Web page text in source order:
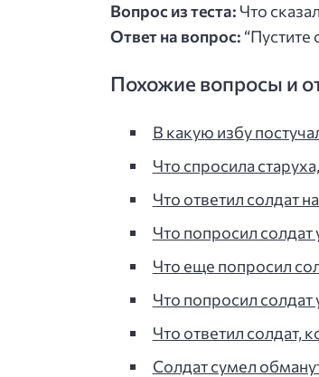
Вопрос из теста: Что
Ответ на вопрос: “Пустите
Похожие вопросы и
В какую избу
Что спросила
Что ответил солдат
Что попросил солдат
Что еще попросил
Что попросил солдат
Что ответил солдат,
Солдат сумел